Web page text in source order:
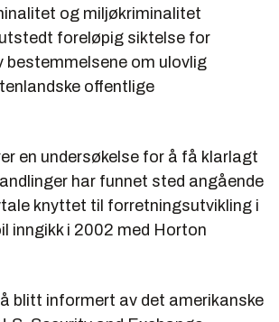
og miljøkriminalitet
foreløpig siktelse for
bestemmelsene om ulovlig
offentlige
en undersøkelse for å få klarlagt
har funnet sted angående
knyttet til forretningsutvikling i
inngikk i 2002 med Horton
blitt informert av det amerikanske